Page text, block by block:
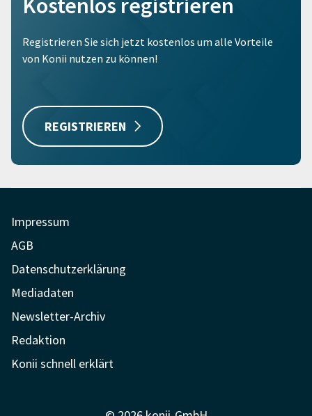
Kostenlos registrieren
Registrieren Sie sich jetzt kostenlos um alle Vorteile
von Konii nutzen zu können!
REGISTRIEREN
Impressum
AGB
Datenschutzerklärung
Mediadaten
Newsletter-Archiv
Redaktion
Konii schnell erklärt